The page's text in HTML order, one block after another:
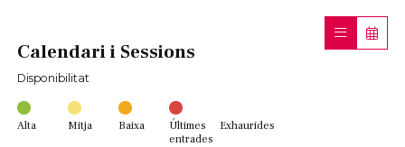
Calendari i Sessions
Disponibilitat
Alta Mitja Baixa
Últimes
entrades
Exhaurides